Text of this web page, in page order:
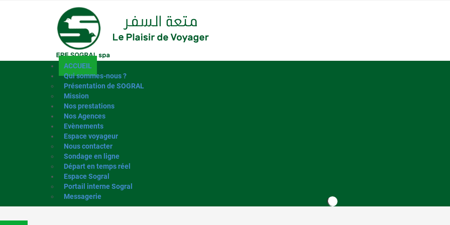
ACCUEIL
Qui sommes-nous ?
Présentation de SOGRAL
Mission
Nos prestations
Nos Agences
Evènements
Espace voyageur
Nous contacter
Sondage en ligne
Départ en temps réel
Espace Sogral
Portail interne Sogral
Messagerie